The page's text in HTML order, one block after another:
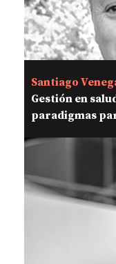
Santiago
Gestión en
paradigmas